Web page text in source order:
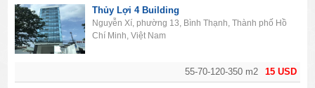
15 USD
55-70-120-350 m2
Thủy Lợi 4 Building
Nguyễn Xí, phường 13, Bình Thạnh, Thành phố Hồ
Chí Minh, Việt Nam